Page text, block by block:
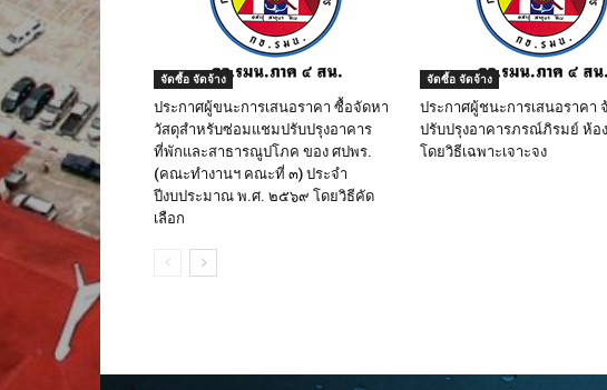
จัดซื้อ จัดจ้าง
ประกาศผู้ขนะการเสนอราคา ซื้อจัดหา
วัสดุสำหรับซ่อมแชมปรับปรุงอาคาร
ที่พักและสาธารณูปโภค ของ ศปพร.
(คณะทำงานฯ คณะที่ ๓) ประจำ
ปีงบประมาณ พ.ศ. ๒๕๖๙ โดยวิธีคัด
เลือก
จัดซื้อ จัดจ้าง
ประกาศผู้ชนะการเสนอราคา
ปรับปรุงอาคารภรณ์ภิรมย์ ห้อ
โดยวิธีเฉพาะเจาะจง